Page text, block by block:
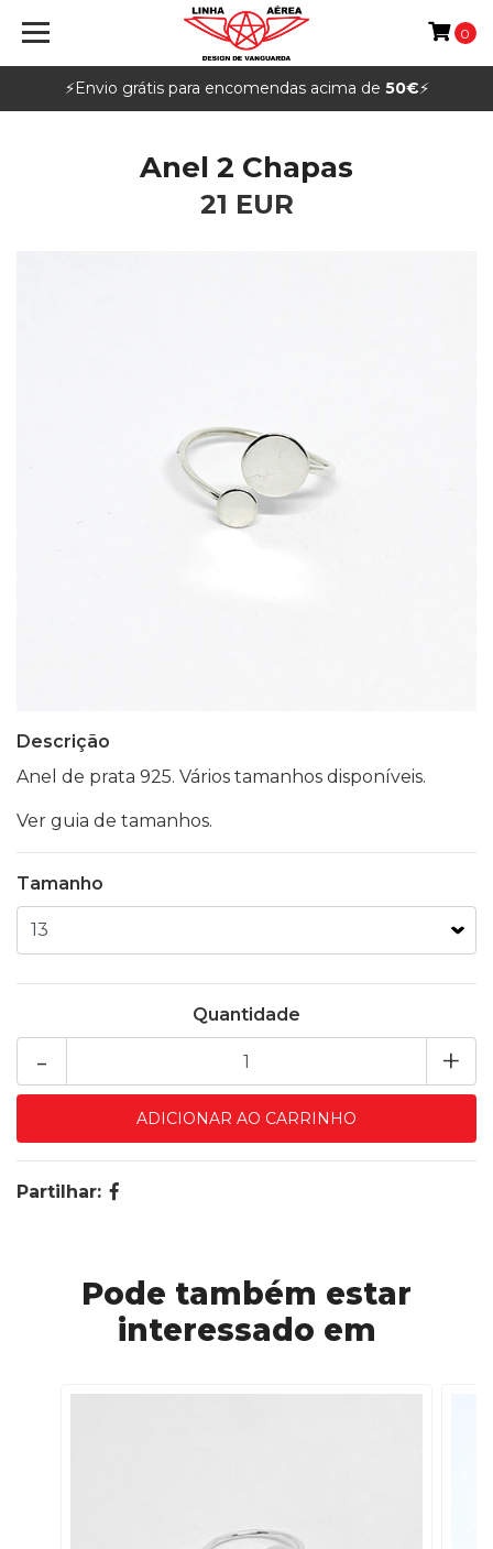
⚡️Envio grátis para encomendas acima de 50€⚡️
0
Anel 2 Chapas
21 EUR
Descrição
Anel de prata 925. Vários tamanhos disponíveis.
Ver guia de tamanhos.
Tamanho
Quantidade
+
-
Partilhar:
Pode também estar
interessado em